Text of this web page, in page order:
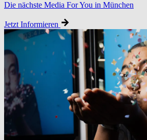
Die nächste Media For You in München
Jetzt Informieren